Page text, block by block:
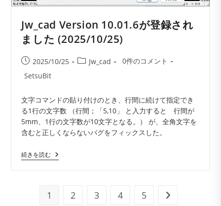
Jw_cad Version 10.01.6が登録され
ました (2025/10/25)
投
稿
日:
2025/10/25
投
ゴ
リ
ー:
Jw_cad
投
ン
ト:
0件のコメント
投
者:
SetsuBit
文字コマンドの貼り付けのとき、行間に続けて指定でき
る1行の文字数 （行間；「5,10」 と入力すると 行間が
5mm、1行の文字数が10文字となる。） が、全角文字を
含むと正しくならないバグをフィックスした。
続きを読むJw_cad
Version
1 2 3 4 5 次のページへ